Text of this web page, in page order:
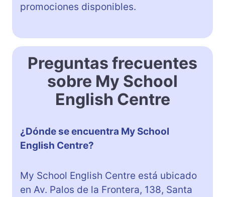
promociones disponibles.
Preguntas frecuentes
sobre My School
English Centre
¿Dónde se encuentra My School
English Centre?
My School English Centre está ubicado
en Av. Palos de la Frontera, 138, Santa